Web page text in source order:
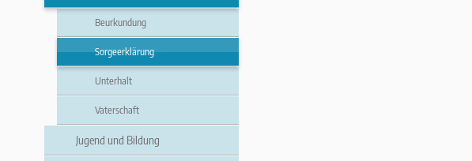
Beurkundung
Sorgeerklärung
Unterhalt
Vaterschaft
Jugend und Bildung